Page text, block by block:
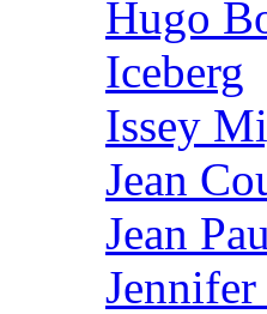
Hugo
Iceberg
Issey
Jean
Jean